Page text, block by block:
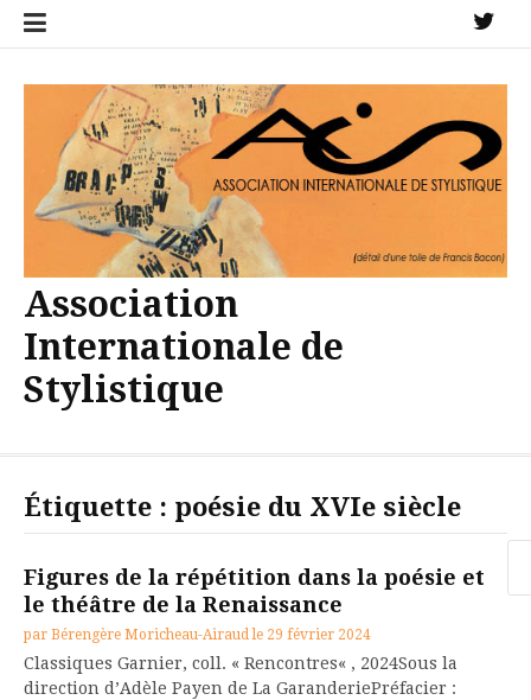
Aller
Association
Internationale de
Stylistique
Étiquette : poésie du XVIe siècle
Figures de la répétition dans la poésie et
le théâtre de la Renaissance
par Bérengère Moricheau-Airaud le 29 février 2024
Classiques Garnier, coll. « Rencontres« , 2024Sous la
direction d’Adèle Payen de La GaranderiePréfacier :